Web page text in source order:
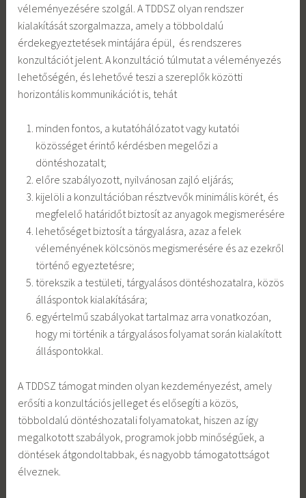
véleményezésére szolgál. A TDDSZ olyan rendszer
kialakítását szorgalmazza, amely a többoldalú
érdekegyeztetések mintájára épül, és rendszeres
konzultációt jelent. A konzultáció túlmutat a véleményezés
lehetőségén, és lehetővé teszi a szereplők közötti
horizontális kommunikációt is, tehát
minden fontos, a kutatóhálózatot vagy kutatói
közösséget érintő kérdésben megelőzi a
döntéshozatalt;
előre szabályozott, nyilvánosan zajló eljárás;
kijelöli a konzultációban résztvevők minimális körét, és
megfelelő határidőt biztosít az anyagok megismerésére
lehetőséget biztosít a tárgyalásra, azaz a felek
véleményének kölcsönös megismerésére és az ezekről
történő egyeztetésre;
törekszik a testületi, tárgyalásos döntéshozatalra, közös
álláspontok kialakítására;
egyértelmű szabályokat tartalmaz arra vonatkozóan,
hogy mi történik a tárgyalásos folyamat során kialakított
álláspontokkal.
A TDDSZ támogat minden olyan kezdeményezést, amely
erősíti a konzultációs jelleget és elősegíti a közös,
többoldalú döntéshozatali folyamatokat, hiszen az így
megalkotott szabályok, programok jobb minőségűek, a
döntések átgondoltabbak, és nagyobb támogatottságot
élveznek.